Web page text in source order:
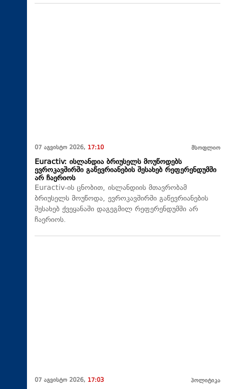
07 აგვისტო 2026, 17:10 მსოფლიო
Euractiv: ისლანდია ბრიუსელს მოუწოდებს
ევროკავშირში გაწევრიანების შესახებ რეფერენდუმში
არ ჩაერიოს
Euractiv-ის ცნობით, ისლანდიის მთავრობამ
ბრიუსელს მოუწოდა, ევროკავშირში გაწევრიანების
შესახებ ქვეყანაში დაგეგმილ რეფერენდუმში არ
ჩაერიოს.
07 აგვისტო 2026, 17:03 პოლიტიკა